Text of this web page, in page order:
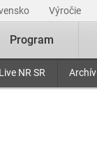
Výročie
Live NR SR Archív
Program